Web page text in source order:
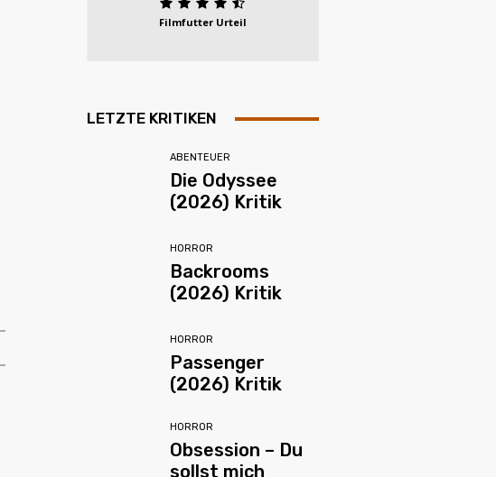
Filmfutter Urteil
LETZTE KRITIKEN
ABENTEUER
Die Odyssee
(2026) Kritik
HORROR
Backrooms
(2026) Kritik
HORROR
Passenger
(2026) Kritik
HORROR
Obsession – Du
sollst mich